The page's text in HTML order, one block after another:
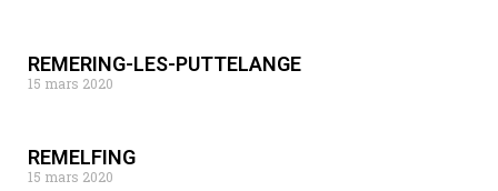
REMERING-LES-PUTTELANGE
15 mars 2020
REMELFING
15 mars 2020